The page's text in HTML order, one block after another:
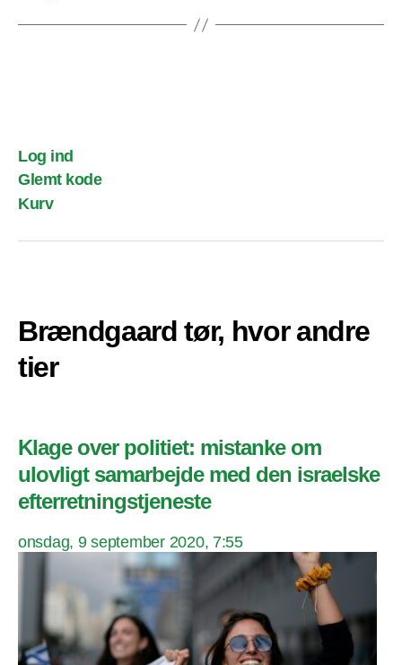
Log ind
Glemt kode
Kurv
Brændgaard tør, hvor andre
tier
Klage over politiet: mistanke om
ulovligt samarbejde med den israelske
efterretningstjeneste
onsdag, 9 september 2020, 7:55